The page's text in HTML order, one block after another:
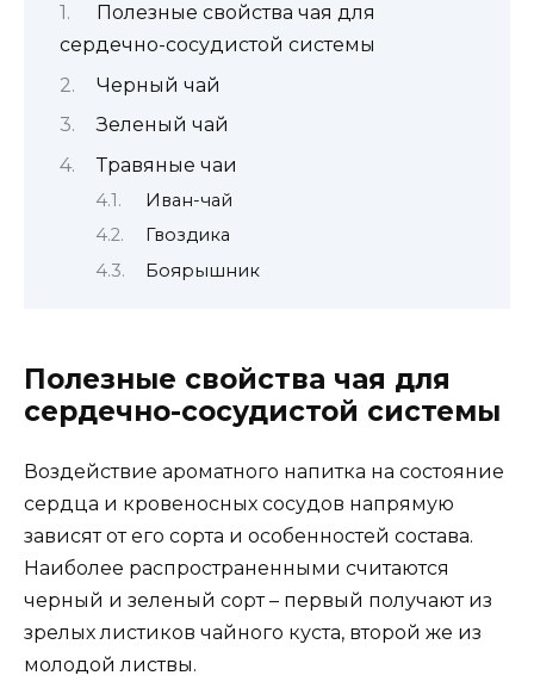
Полезные свойства чая для
сердечно-сосудистой системы
Черный чай
Зеленый чай
Травяные чаи
Иван-чай
Гвоздика
Боярышник
Полезные свойства чая для
сердечно-сосудистой системы
Воздействие ароматного напитка на состояние
сердца и кровеносных сосудов напрямую
зависят от его сорта и особенностей состава.
Наиболее распространенными считаются
черный и зеленый сорт – первый получают из
зрелых листиков чайного куста, второй же из
молодой листвы.